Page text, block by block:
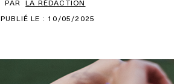
PAR LA RÉDACTION
PUBLIÉ LE : 10/05/2025